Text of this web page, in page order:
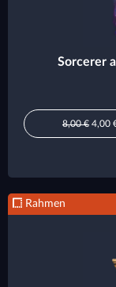
Sorcerer
8,00 € 4,00
Rahmen